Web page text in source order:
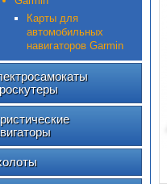
Карты для
автомобильных
навигаторов Garmin